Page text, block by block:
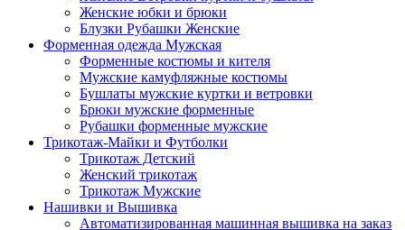
Женские юбки и брюки
Блузки Рубашки Женские
Форменная одежда Мужская
Форменные костюмы и кителя
Мужские камуфляжные костюмы
Бушлаты мужские куртки и ветровки
Брюки мужские форменные
Рубашки форменные мужские
Трикотаж-Майки и Футболки
Трикотаж Детский
Женский трикотаж
Трикотаж Мужские
Нашивки и Вышивка
Автоматизированная машинная вышивка на заказ